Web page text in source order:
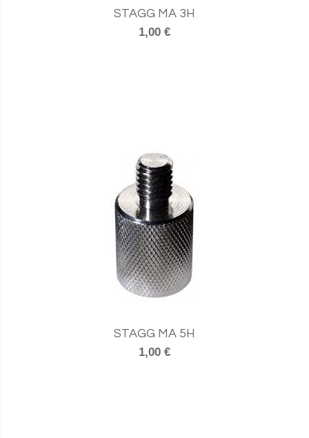
STAGG MA 3H
1,00 €
STAGG MA 5H
1,00 €